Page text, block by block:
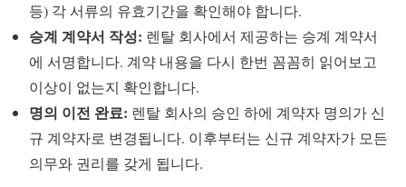
등) 각 서류의 유효기간을 확인해야 합니다.
승계 계약서 작성: 렌탈 회사에서 제공하는 승계 계약서
에 서명합니다. 계약 내용을 다시 한번 꼼꼼히 읽어보고
이상이 없는지 확인합니다.
명의 이전 완료: 렌탈 회사의 승인 하에 계약자 명의가 신
규 계약자로 변경됩니다. 이후부터는 신규 계약자가 모든
의무와 권리를 갖게 됩니다.